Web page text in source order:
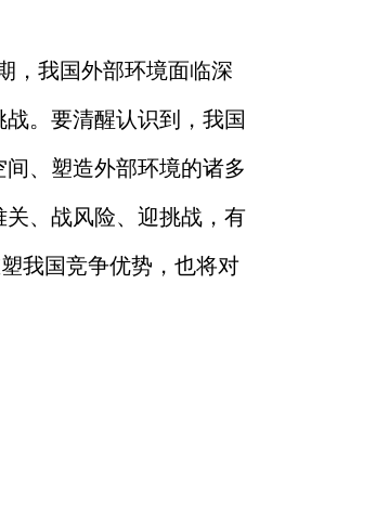
，我国外部环境面临深
。要清醒认识到，我国
、塑造外部环境的诸多
、战风险、迎挑战，有
我国竞争优势，也将对